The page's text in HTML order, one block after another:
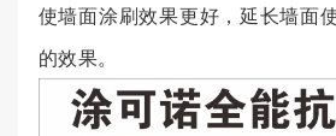
使墙面涂刷效果更好，延长墙面
的效果。